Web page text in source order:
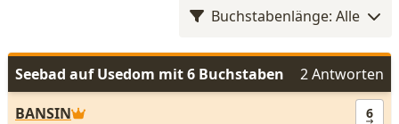
Buchstabenlänge: Alle
Seebad auf Usedom mit 6 Buchstaben
2 Antworten
BANSIN
6